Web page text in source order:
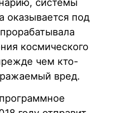
системы
оказывается под
космического
чем кто-
вред.